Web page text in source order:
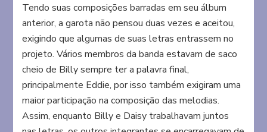
Tendo suas composições barradas em seu álbum
anterior, a garota não pensou duas vezes e aceitou,
exigindo que algumas de suas letras entrassem no
projeto. Vários membros da banda estavam de saco
cheio de Billy sempre ter a palavra final,
principalmente Eddie, por isso também exigiram uma
maior participação na composição das melodias.
Assim, enquanto Billy e Daisy trabalhavam juntos